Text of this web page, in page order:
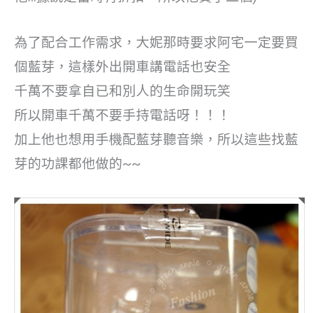
為了配合工作需求，大妮那時要求阿宅一定要買
個藍芽，這樣外出開車講電話也安全
千萬不要拿自已和別人的生命開玩笑
所以開車千萬不要手持電話呀！！！
加上他也想用手機配藍芽聽音樂，所以這些找藍
芽的功課都他做的~~